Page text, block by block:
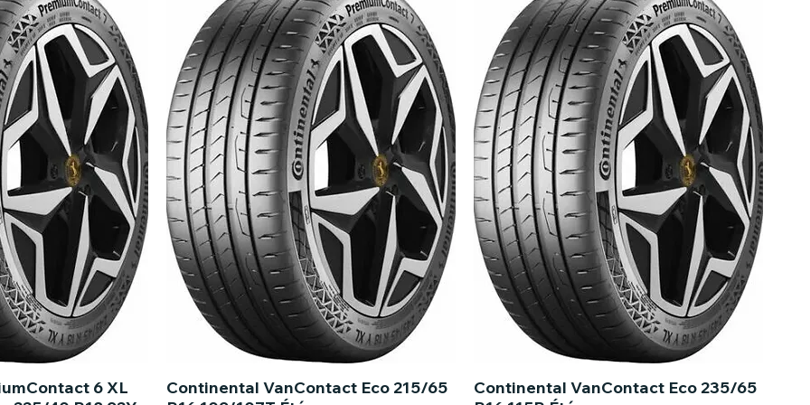
6 XL
Continental VanContact Eco 215/65
Continental VanContact Eco 235/65